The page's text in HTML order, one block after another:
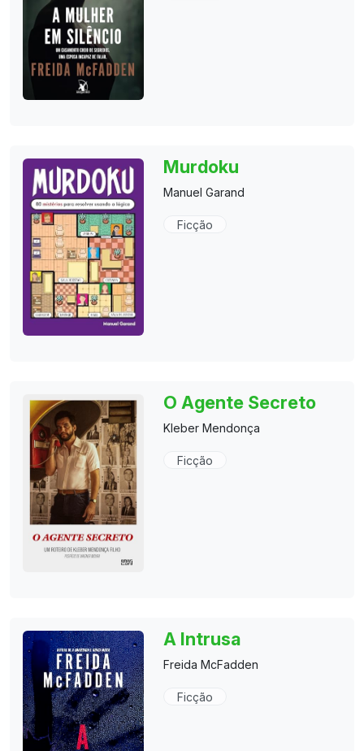
Murdoku
Manuel Garand
Ficção
O Agente Secreto
Kleber Mendonça
Ficção
A Intrusa
Freida McFadden
Ficção